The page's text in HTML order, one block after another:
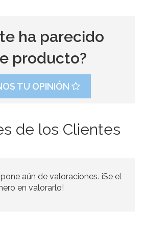
8,95€
ha parecido
producto?
TU OPINIÓN
de los Clientes
aún de valoraciones. ¡Se el
en valorarlo!